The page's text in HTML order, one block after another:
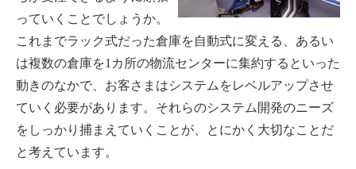
っていくことでしょうか。
これまでラック式だった倉庫を自動式に変える、あるい
は複数の倉庫を1カ所の物流センターに集約するといった
動きのなかで、お客さまはシステムをレベルアップさせ
ていく必要があります。それらのシステム開発のニーズ
をしっかり捕まえていくことが、とにかく大切なことだ
と考えています。